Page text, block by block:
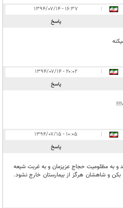
|
۱۶:۳۷ - ۱۳۹۴/۰۷/۱۴
پاسخ
|
۲۰:۰۲ - ۱۳۹۴/۰۷/۱۴
پاسخ
|
۱۰:۰۵ - ۱۳۹۴/۰۷/۱۵
پاسخ
و به مظلومیت حجاج عزیزمان و به غربت شیعه
و شاهشان هرگز از بیمارستان خارج نشود.